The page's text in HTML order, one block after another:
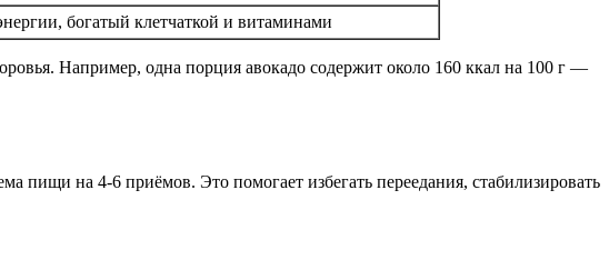
богатый клетчаткой и витаминами
Например, одна порция авокадо содержит около 160 ккал на 100 г —
пищи на 4-6 приёмов. Это помогает избегать переедания, стабилизировать